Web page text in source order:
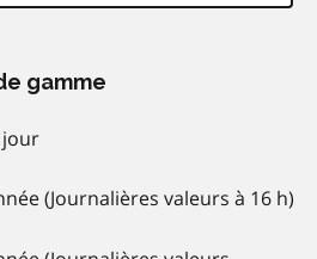
gamme
(Journalières valeurs à 16 h)